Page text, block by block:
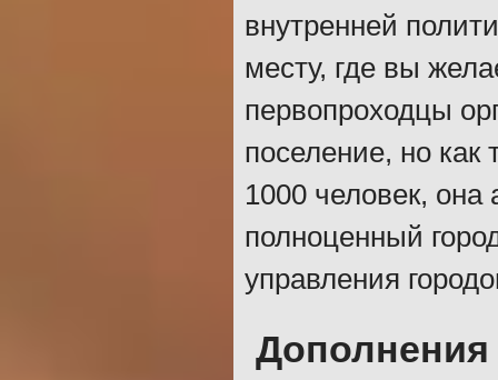
внутренней
месту, где вы
первопроходцы
поселение, но как
1000 человек, она
полноценный
управления
Дополнения